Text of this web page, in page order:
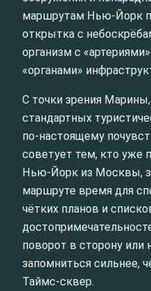
маршрутам Нью-Йорк
открытка с
организм с
«органами»
С точки зрения
стандартных
по‑настоящему
советует тем, кто уже
Нью-Йорк из Москвы,
маршруте время для
чётких планов и
поворот в сторону
запомниться сильнее,
Таймс-сквер.